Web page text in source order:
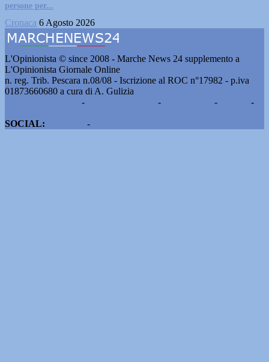
persone per...
Cronaca 6 Agosto 2026
L'Opinionista © since 2008 - Marche News 24 supplemento a
L'Opinionista Giornale Online
n. reg. Trib. Pescara n.08/08 - Iscrizione al ROC n°17982 - p.iva
01873660680 a cura di A. Gulizia
- - -
-
SOCIAL:
-